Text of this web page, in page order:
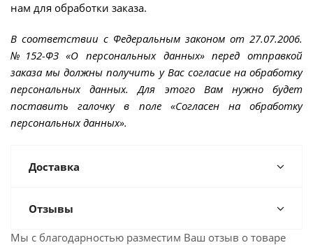
нам для обработки заказа.
В соответствии с Федеральным законом от 27.07.2006.
№152-ФЗ «О персональных данных» перед отправкой
заказа мы должны получить у Вас согласие на обработку
персональных данных. Для этого Вам нужно будет
поставить галочку в поле «Согласен на обработку
персональных данных».
Доставка
Отзывы
Мы с благодарностью разместим Ваш отзыв о товаре